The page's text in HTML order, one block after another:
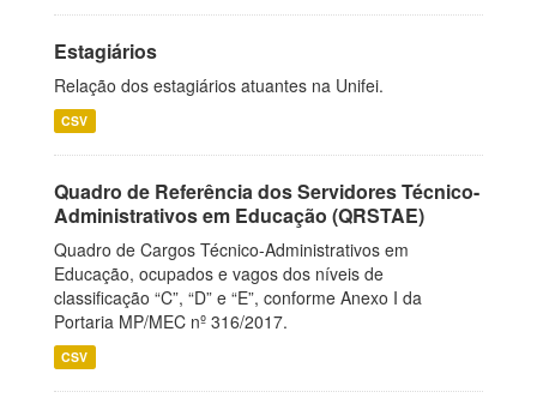
Estagiários
Relação dos estagiários atuantes na Unifei.
CSV
Quadro de Referência dos Servidores Técnico-
Administrativos em Educação (QRSTAE)
Quadro de Cargos Técnico-Administrativos em
Educação, ocupados e vagos dos níveis de
classificação “C”, “D” e “E”, conforme Anexo I da
Portaria MP/MEC nº 316/2017.
CSV